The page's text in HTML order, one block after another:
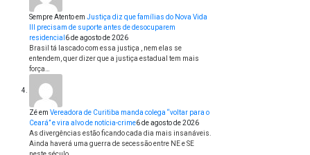
Sempre Atentoem Justiça diz que famílias do Nova Vida
III precisam de suporte antes de desocuparem
residencial 6 de agosto de 2026
Brasil tá lascado com essa justiça , nem elas se
entendem, quer dizer que a justiça estadual tem mais
força…
Zéem Vereadora de Curitiba manda colega “voltar para o
Ceará” e vira alvo de notícia-crime6 de agosto de 2026
As divergências estão ficando cada dia mais insanáveis.
Ainda haverá uma guerra de secessão entre NE e SE